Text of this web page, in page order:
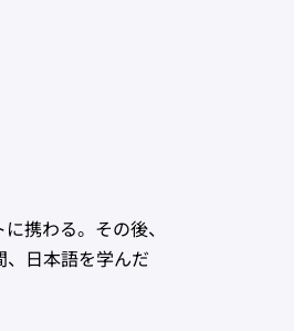
携わる。その後、
日本語を学んだ